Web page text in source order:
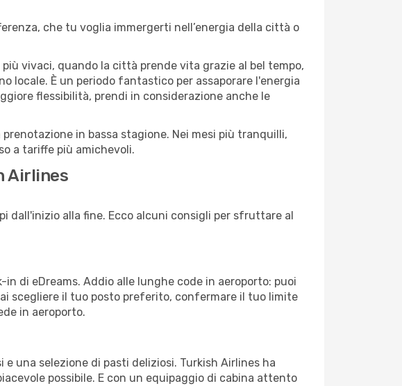
che tu voglia immergerti nell’energia della città o
vivaci, quando la città prende vita grazie al bel tempo,
locale. È un periodo fantastico per assaporare l'energia
flessibilità, prendi in considerazione anche le
in bassa stagione. Nei mesi più tranquilli,
a tariffe più amichevoli.
Airlines
dall'inizio alla fine. Ecco alcuni consigli per sfruttare al
di eDreams. Addio alle lunghe code in aeroporto: puoi
scegliere il tuo posto preferito, confermare il tuo limite
in aeroporto.
una selezione di pasti deliziosi. Turkish Airlines ha
possibile. E con un equipaggio di cabina attento